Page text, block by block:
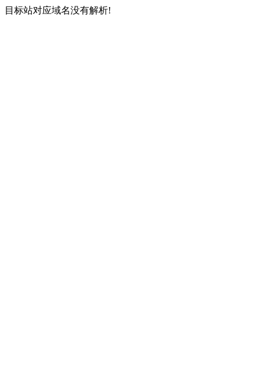
目标站对应域名没有解析!